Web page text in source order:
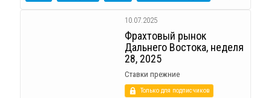
10.07.2025
Фрахтовый рынок
Дальнего Востока, неделя
28, 2025
Ставки прежние
Только для подписчиков